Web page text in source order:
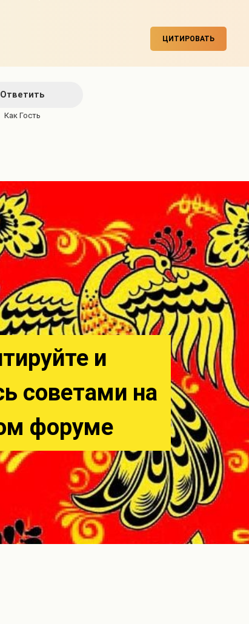
ЦИТИРОВАТЬ
Ответить